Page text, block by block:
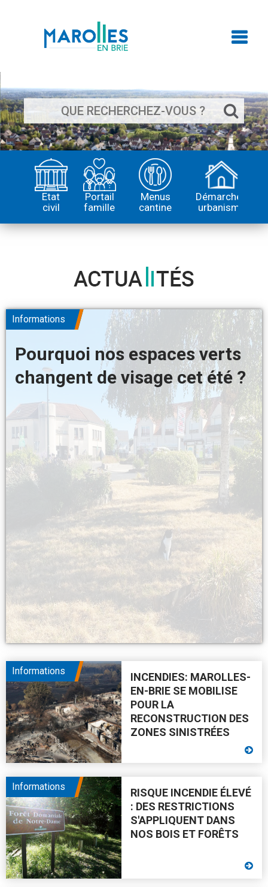
Rechercher
sur
le
site
Etat
civil
Portail
famille
Menus
cantine
Démarches
urbanisme
ACTUALITÉS
Informations
Pourquoi nos espaces verts
changent de visage cet été ?
Informations
INCENDIES: MAROLLES-
EN-BRIE SE MOBILISE
POUR LA
RECONSTRUCTION DES
ZONES SINISTRÉES
Informations
RISQUE INCENDIE ÉLEVÉ
: DES RESTRICTIONS
S'APPLIQUENT DANS
NOS BOIS ET FORÊTS